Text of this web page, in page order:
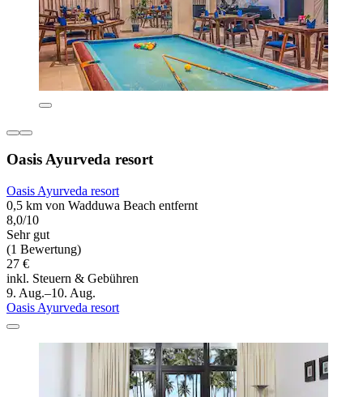
Oasis Ayurveda resort
Oasis Ayurveda resort
0,5 km von Wadduwa Beach entfernt
8,0/10
Sehr gut
(1 Bewertung)
27 €
inkl. Steuern & Gebühren
9. Aug.–10. Aug.
Oasis Ayurveda resort